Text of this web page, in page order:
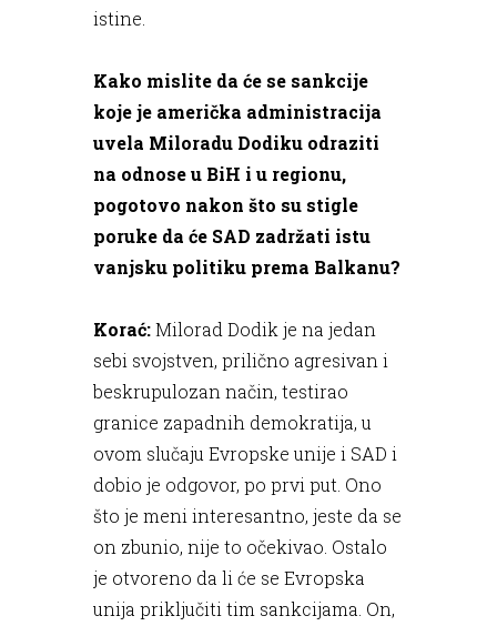
istine.
Kako mislite da će se sankcije
koje je američka administracija
uvela Miloradu Dodiku odraziti
na odnose u BiH i u regionu,
pogotovo nakon što su stigle
poruke da će SAD zadržati istu
vanjsku politiku prema Balkanu?
Korać:Milorad Dodik je na jedan
sebi svojstven, prilično agresivan i
beskrupulozan način, testirao
granice zapadnih demokratija, u
ovom slučaju Evropske unije i SAD i
dobio je odgovor, po prvi put. Ono
što je meni interesantno, jeste da se
on zbunio, nije to očekivao. Ostalo
je otvoreno da li će se Evropska
unija priključiti tim sankcijama. On,